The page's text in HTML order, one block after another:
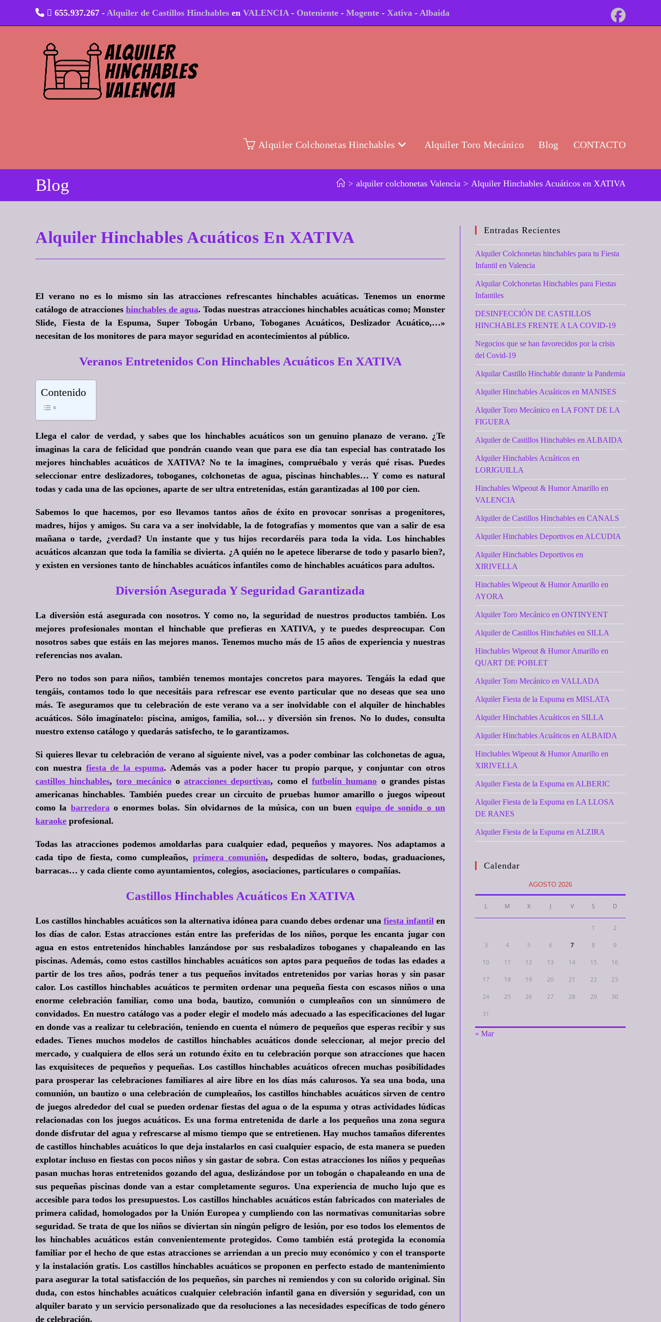
contenido
655.937.267 - Alquiler de Castillos Hinchables en VALENCIA- Onteniente - Mogente - Xativa - Albaida
Alquiler Colchonetas Hinchables Alquiler Toro Mecánico Blog CONTACTO
Blog > alquiler colchonetas Valencia > Alquiler Hinchables Acuáticos en XATIVA
Alquiler Hinchables Acuáticos En XATIVA
El verano no es lo mismo sin las atracciones refrescantes hinchables acuáticas. Tenemos un enorme
catálogo de atracciones hinchables de agua. Todas nuestras atracciones hinchables acuáticas como; Monster
Slide, Fiesta de la Espuma, Super Tobogán Urbano, Toboganes Acuáticos, Deslizador Acuático,…»
necesitan de los monitores de para mayor seguridad en acontecimientos al público.
Veranos Entretenidos Con Hinchables Acuáticos En XATIVA
Contenido
Llega el calor de verdad, y sabes quelos hinchables acuáticos son un genuino planazo de verano. ¿Te
imaginas la cara de felicidad que pondrán cuando vean que para ese día tan especial has contratado los
mejores hinchables acuáticos de XATIVA? No te la imagines, compruébalo y verás qué risas. Puedes
seleccionar entre deslizadores, toboganes, colchonetas de agua, piscinas hinchables… Y como es natural
todas y cada una de las opciones, aparte de ser ultra entretenidas, están garantizadas al 100 por cien.
Sabemos lo que hacemos, por eso llevamos tantos años de éxito en provocar sonrisas a progenitores,
madres, hijos y amigos. Su cara va a ser inolvidable, la de fotografías y momentos que van a salir de esa
mañana o tarde, ¿verdad? Un instante que y tus hijos recordaréis para toda la vida. Los hinchables
acuáticos alcanzan que toda la familia se divierta. ¿A quién no le apetece liberarse de todo y pasarlo bien?,
y existen en versiones tanto de hinchables acuáticos infantiles como de hinchables acuáticos para adultos.
Diversión Asegurada Y Seguridad Garantizada
La diversión está asegurada con nosotros. Y como no, la seguridad de nuestros productos también. Los
mejores profesionales montan el hinchable que prefieras en XATIVA, y te puedes despreocupar. Con
nosotros sabes que estáis en las mejores manos. Tenemos mucho más de 15 años de experiencia y nuestras
referencias nos avalan.
Pero no todos son para niños, también tenemos montajes concretos para mayores. Tengáis la edad que
tengáis, contamos todo lo que necesitáis para refrescar ese evento particular que no deseas que sea uno
más. Te aseguramos que tu celebración de este verano va a ser inolvidable con el alquiler de hinchables
acuáticos. Sólo imagínatelo: piscina, amigos, familia, sol… y diversión sin frenos. No lo dudes, consulta
nuestro extenso catálogo y quedarás satisfecho, te lo garantizamos.
Si quieres llevar tu celebración de verano al siguiente nivel, vas a poder combinar las colchonetas de agua,
con nuestra fiesta de la espuma. Además vas a poder hacer tu propio parque, y conjuntar con otros
castillos hinchables,toro mecánicooatracciones deportivas, como elfutbolín humano o grandes pistas
americanas hinchables. También puedes crear un circuito de pruebas humor amarillo o juegos wipeout
como la barredorao enormes bolas. Sin olvidarnos de la música, con un buen equipo de sonido o un
karaoke profesional.
Todas las atracciones podemos amoldarlas para cualquier edad, pequeños y mayores. Nos adaptamos a
cada tipo de fiesta, como cumpleaños, primera comunión, despedidas de soltero, bodas, graduaciones,
barracas… y cada cliente como ayuntamientos, colegios, asociaciones, particulares o compañías.
Castillos Hinchables Acuáticos En XATIVA
Los castillos hinchables acuáticos son la alternativa idónea para cuando debes ordenar una fiesta infantil en
los días de calor. Estas atracciones están entre las preferidas de los niños, porque les encanta jugar con
agua en estos entretenidos hinchables lanzándose por sus resbaladizos toboganes y chapaleando en las
piscinas. Además, como estos castillos hinchables acuáticos son aptos para pequeños de todas las edades a
partir de los tres años, podrás tener a tus pequeños invitados entretenidos por varias horas y sin pasar
calor. Los castillos hinchables acuáticos te permiten ordenar una pequeña fiesta con escasos niños o una
enorme celebración familiar, como una boda, bautizo, comunión o cumpleaños con un sinnúmero de
convidados. En nuestro catálogo vas a poder elegir el modelo más adecuado a las especificaciones del lugar
en donde vas a realizar tu celebración, teniendo en cuenta el número de pequeños que esperas recibir y sus
edades. Tienes muchos modelos de castillos hinchables acuáticos donde seleccionar, al mejor precio del
mercado, y cualquiera de ellos será un rotundo éxito en tu celebración porque son atracciones que hacen
las exquisiteces de pequeños y pequeñas. Los castillos hinchables acuáticos ofrecen muchas posibilidades
para prosperar las celebraciones familiares al aire libre en los días más calurosos. Ya sea una boda, una
comunión, un bautizo o una celebración de cumpleaños, los castillos hinchables acuáticos sirven de centro
de juegos alrededor del cual se pueden ordenar fiestas del agua o de la espuma y otras actividades lúdicas
relacionadas con los juegos acuáticos. Es una forma entretenida de darle a los pequeños una zona segura
donde disfrutar del agua y refrescarse al mismo tiempo que se entretienen. Hay muchos tamaños diferentes
de castillos hinchables acuáticos lo que deja instalarlos en casi cualquier espacio, de esta manera se pueden
explotar incluso en fiestas con pocos niños y sin gastar de sobra. Con estas atracciones los niños y pequeñas
pasan muchas horas entretenidos gozando del agua, deslizándose por un tobogán o chapaleando en una de
sus pequeñas piscinas donde van a estar completamente seguros. Una experiencia de mucho lujo que es
accesible para todos los presupuestos. Los castillos hinchables acuáticos están fabricados con materiales de
primera calidad, homologados por la Unión Europea y cumpliendo con las normativas comunitarias sobre
seguridad. Se trata de que los niños se diviertan sin ningún peligro de lesión, por eso todos los elementos de
los hinchables acuáticos están convenientemente protegidos. Como también está protegida la economía
familiar por el hecho de que estas atracciones se arriendan a un precio muy económico y con el transporte
y la instalación gratis. Los castillos hinchables acuáticos se proponen en perfecto estado de mantenimiento
para asegurar la total satisfacción de los pequeños, sin parches ni remiendos y con su colorido original. Sin
duda, con estos hinchables acuáticos cualquier celebración infantil gana en diversión y seguridad, con un
alquiler barato y un servicio personalizado que da resoluciones a las necesidades específicas de todo género
de celebración.
Entradas Recientes
Alquiler Colchonetas hinchables para tu Fiesta
Infantil en Valencia
Alquilar Colchonetas Hinchables para Fiestas
Infantiles
DESINFECCIÓN DE CASTILLOS
HINCHABLES FRENTE A LA COVID-19
Negocios que se han favorecidos por la crisis
del Covid-19
Alquilar Castillo Hinchable durante la Pandemia
Alquiler Hinchables Acuáticos en MANISES
Alquiler Toro Mecánico en LA FONT DE LA
FIGUERA
Alquiler de Castillos Hinchables en ALBAIDA
Alquiler Hinchables Acuáticos en
LORIGUILLA
Hinchables Wipeout & Humor Amarillo en
VALENCIA
Alquiler de Castillos Hinchables en CANALS
Alquiler Hinchables Deportivos en ALCUDIA
Alquiler Hinchables Deportivos en
XIRIVELLA
Hinchables Wipeout & Humor Amarillo en
AYORA
Alquiler Toro Mecánico en ONTINYENT
Alquiler de Castillos Hinchables en SILLA
Hinchables Wipeout & Humor Amarillo en
QUART DE POBLET
Alquiler Toro Mecánico en VALLADA
Alquiler Fiesta de la Espuma en MISLATA
Alquiler Hinchables Acuáticos en SILLA
Alquiler Hinchables Acuáticos en ALBAIDA
Hinchables Wipeout & Humor Amarillo en
XIRIVELLA
Alquiler Fiesta de la Espuma en ALBERIC
Alquiler Fiesta de la Espuma en LA LLOSA
DE RANES
Alquiler Fiesta de la Espuma en ALZIRA
Calendar
AGOSTO 2026
L M X J V S D
1 2
3 4 5 6 7 8 9
10 11 12 13 14 15 16
17 18 19 20 21 22 23
24 25 26 27 28 29 30
31
« Mar